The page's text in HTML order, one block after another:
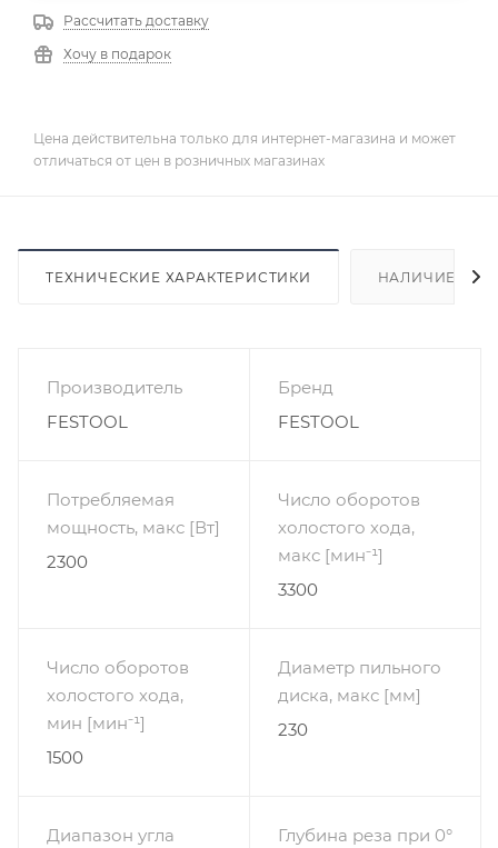
Рассчитать доставку
Хочу в подарок
Цена действительна только для интернет-магазина и может
отличаться от цен в розничных магазинах
ТЕХНИЧЕСКИЕ ХАРАКТЕРИСТИКИ НАЛИЧИЕ
Производитель
FESTOOL
Бренд
FESTOOL
Потребляемая
мощность, макс [Вт]
2300
Число оборотов
холостого хода,
макс [мин⁻¹]
3300
Число оборотов
холостого хода,
мин [мин⁻¹]
1500
Диаметр пильного
диска, макс [мм]
230
Диапазон угла
Глубина реза при 0°